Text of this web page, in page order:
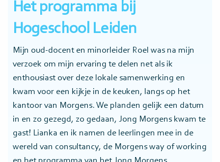
Het programma bij
Hogeschool Leiden
Mijn oud-docent en minorleider Roel was na mijn
verzoek om mijn ervaring te delen net als ik
enthousiast over deze lokale samenwerking en
kwam voor een kijkje in de keuken, langs op het
kantoor van Morgens. We planden gelijk een datum
in en zo gezegd, zo gedaan, Jong Morgens kwam te
gast! Lianka en ik namen de leerlingen mee in de
wereld van consultancy, de Morgens way of working